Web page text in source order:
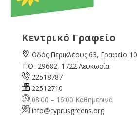
Κεντρικό Γραφείο
Οδός Περικλέους 63, Γραφείο
Τ.Θ.: 29682, 1722 Λευκωσία
22518787
22512710
08:00 – 16:00 Καθημερινά
info@cyprusgreens.org